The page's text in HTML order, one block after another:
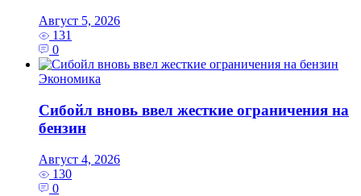
Август 5, 2026
131
0
Экономика
Сибойл вновь ввел жесткие ограничения на
бензин
Август 4, 2026
130
0